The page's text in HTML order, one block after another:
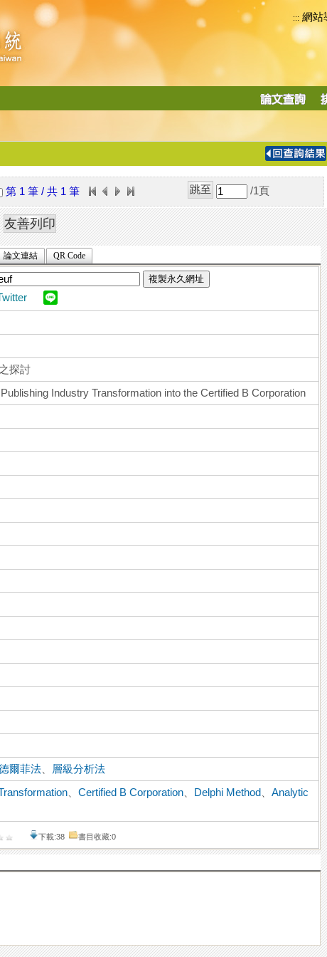
::: 網站
導
第 1 筆 / 共 1 筆 /1 頁
論文連結 QR Code
複製永久網址
探討
Industry Transformation into the Certified B Corporation
爾菲法
層級分析法
、Certified B Corporation Delphi Method 、Analytic
下載:38 書目收藏:0